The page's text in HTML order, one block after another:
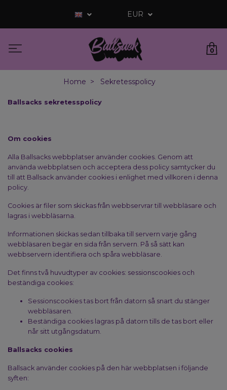
EUR
0
Home Sekretesspolicy
Ballsacks sekretesspolicy
Om cookies
Alla Ballsacks webbplatser använder cookies. Genom att
använda webbplatsen och acceptera dess policy samtycker du
till att Ballsack använder cookies i enlighet med villkoren i denna
policy.
Cookies är filer som skickas från webbservrar till webbläsare och
lagras i webbläsarna.
Informationen skickas sedan tillbaka till servern varje gång
webbläsaren begär en sida från servern. På så sätt kan
webbservern identifiera och spåra webbläsare.
Det finns två huvudtyper av cookies: sessionscookies och
beständiga cookies:
Sessionscookies tas bort från datorn så snart du stänger
webbläsaren.
Beständiga cookies lagras på datorn tills de tas bort eller
når sitt utgångsdatum.
Ballsacks cookies
Ballsack använder cookies på den här webbplatsen i följande
syften: